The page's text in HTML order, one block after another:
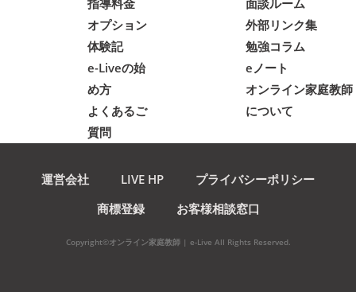
指導料金
オプション
体験記
e-Liveの始
め方
よくあるご
質問
面談ルーム
外部リンク集
勉強コラム
eノート
オンライン家庭教師
について
運営会社 LIVE HP
プライバシーポリシー
商標登録
お客様相談窓口
Copyright©オンライン家庭教師 | e-Live All Rights Reserved.